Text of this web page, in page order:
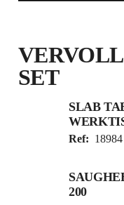
SET
SLAB
Ref: 18984
200